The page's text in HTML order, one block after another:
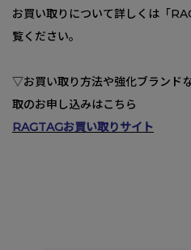
お買い取りについて詳しくは「
覧ください。
▽お買い取り方法や強化ブランド
取のお申し込みはこちら
RAGTAGお買い取りサイト